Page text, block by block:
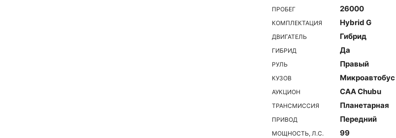
ПРОБЕГ 26000
КОМПЛЕКТАЦИЯ Hybrid G
ДВИГАТЕЛЬ Гибрид
ГИБРИД Да
РУЛЬ Правый
КУЗОВ Микроавтобус
АУКЦИОН CAA Chubu
ТРАНСМИССИЯ Планетарная
ПРИВОД Передний
МОЩНОСТЬ, Л.С. 99